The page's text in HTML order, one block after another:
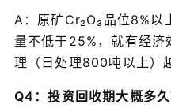
A：原矿Cr₂O₃品位8%
量不低于25%，就有经济
理（日处理800吨以上）
Q4：投资回收期大概多久